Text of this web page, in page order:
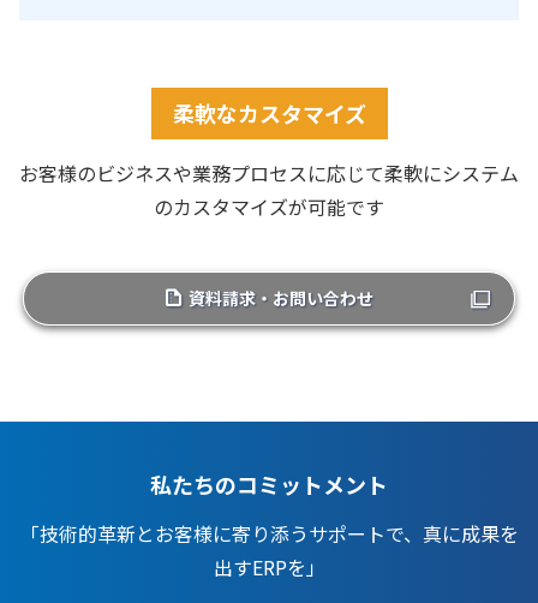
柔軟なカスタマイズ
お客様のビジネスや業務プロセスに応じて柔軟にシステム
のカスタマイズが可能です
資料請求・お問い合わせ
私たちのコミットメント
「技術的革新とお客様に寄り添うサポートで、真に成果を
出すERPを」